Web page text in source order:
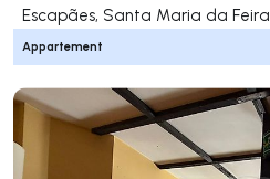
Escapães, Santa Maria da Feira
Appartement